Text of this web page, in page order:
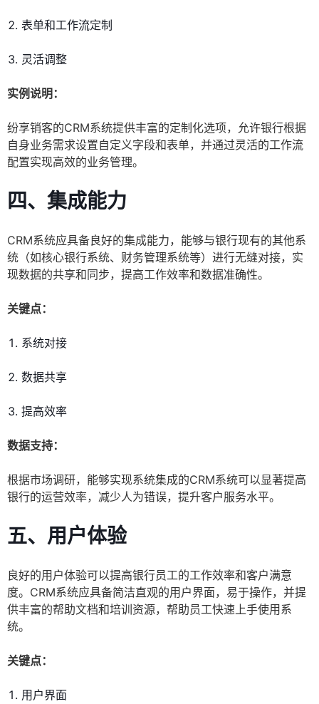
表单和工作流定制
灵活调整
实例说明：
纷享销客的CRM系统提供丰富的定制化选项，允许银行根据
自身业务需求设置自定义字段和表单，并通过灵活的工作流
配置实现高效的业务管理。
四、集成能力
CRM系统应具备良好的集成能力，能够与银行现有的其他系
统（如核心银行系统、财务管理系统等）进行无缝对接，实
现数据的共享和同步，提高工作效率和数据准确性。
关键点：
系统对接
数据共享
提高效率
数据支持：
根据市场调研，能够实现系统集成的CRM系统可以显著提高
银行的运营效率，减少人为错误，提升客户服务水平。
五、用户体验
良好的用户体验可以提高银行员工的工作效率和客户满意
度。CRM系统应具备简洁直观的用户界面，易于操作，并提
供丰富的帮助文档和培训资源，帮助员工快速上手使用系
统。
关键点：
用户界面